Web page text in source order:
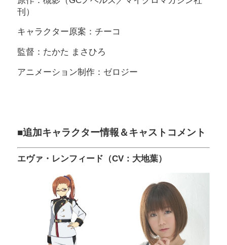
刊）
キャラクター原案：チーコ
監督：たかた まさひろ
アニメーション制作：ゼロジー
■追加キャラクター情報＆キャストコメント
エヴァ・レンフィード（CV：大地葉）